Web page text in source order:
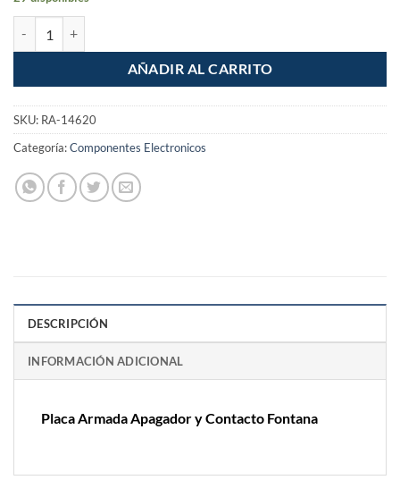
AÑADIR AL CARRITO
SKU: RA-14620
Categoría:Componentes Electronicos
DESCRIPCIÓN
INFORMACIÓN ADICIONAL
Placa Armada Apagador y Contacto Fontana